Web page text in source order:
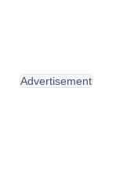
Advertisement